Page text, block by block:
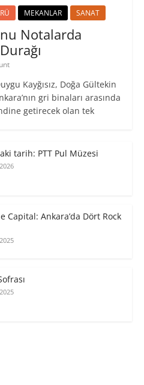
MEKANLAR SANAT
Notalarda
Kayğısız, Doğa Gültekin
gri binaları arasında
getirecek olan tek
tarih: PTT Pul Müzesi
Capital: Ankara’da Dört Rock